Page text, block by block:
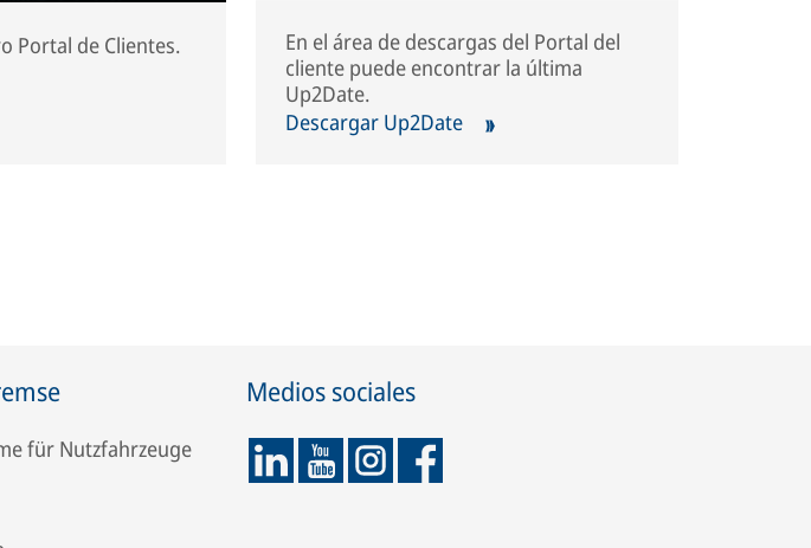
Portal de Clientes.
En el área de descargas del Portal del
cliente puede encontrar la última
Up2Date.
Descargar Up2Date
für Nutzfahrzeuge
Medios sociales